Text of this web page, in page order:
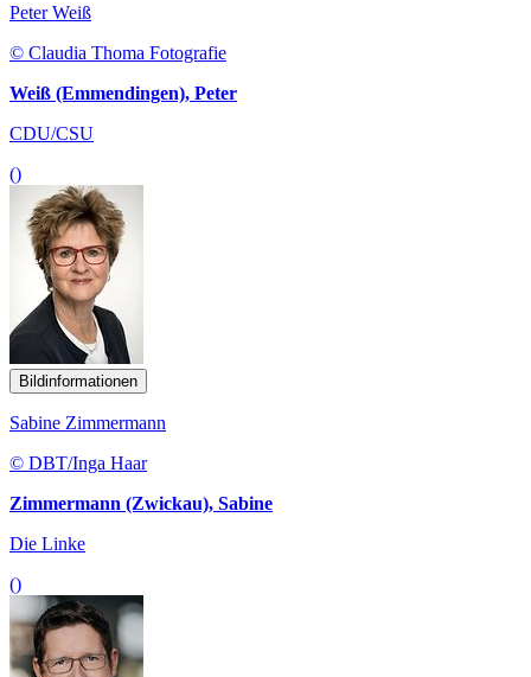
Peter Weiß
© Claudia Thoma Fotografie
Weiß (Emmendingen), Peter
CDU/CSU
()
Bildinformationen
Sabine Zimmermann
© DBT/Inga Haar
Zimmermann (Zwickau), Sabine
Die Linke
()